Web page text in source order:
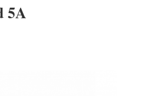
5A